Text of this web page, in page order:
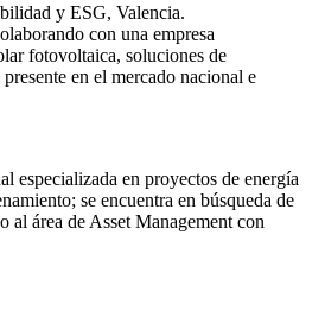
y ESG, Valencia.
con una empresa
fotovoltaica, soluciones de
en el mercado nacional e
especializada en proyectos de energía
se encuentra en búsqueda de
al área de Asset Management con